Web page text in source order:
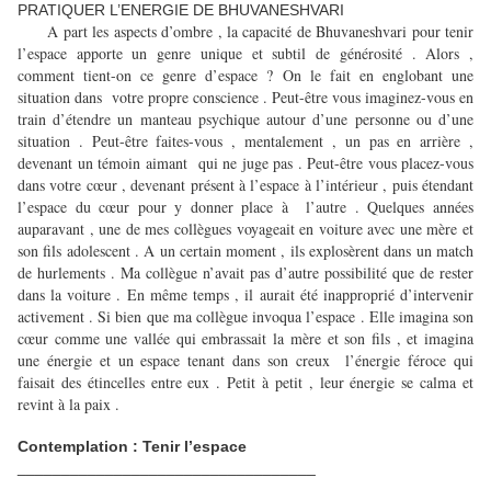
PRATIQUER L’ENERGIE DE BHUVANESHVARI
A part les aspects d’ombre , la capacité de Bhuvaneshvari pour tenir
l’espace apporte un genre unique et subtil de générosité . Alors ,
comment tient-on ce genre d’espace ? On le fait en englobant une
situation dans votre propre conscience . Peut-être vous imaginez-vous en
train d’étendre un manteau psychique autour d’une personne ou d’une
situation . Peut-être faites-vous , mentalement , un pas en arrière ,
devenant un témoin aimant qui ne juge pas . Peut-être vous placez-vous
dans votre cœur , devenant présent à l’espace à l’intérieur , puis étendant
l’espace du cœur pour y donner place à l’autre . Quelques années
auparavant , une de mes collègues voyageait en voiture avec une mère et
son fils adolescent . A un certain moment , ils explosèrent dans un match
de hurlements . Ma collègue n’avait pas d’autre possibilité que de rester
dans la voiture . En même temps , il aurait été inapproprié d’intervenir
activement . Si bien que ma collègue invoqua l’espace . Elle imagina son
cœur comme une vallée qui embrassait la mère et son fils , et imagina
une énergie et un espace tenant dans son creux l’énergie féroce qui
faisait des étincelles entre eux . Petit à petit , leur énergie se calma et
revint à la paix .
Contemplation : Tenir l’espace